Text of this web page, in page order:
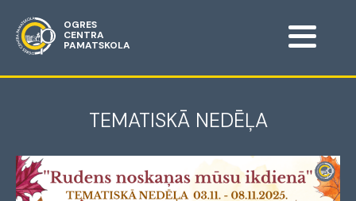
OGRES
CENTRA
PAMATSKOLA
TEMATISKĀ NEDĒĻA